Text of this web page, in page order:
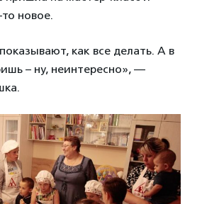
новое.
как все делать. А в
– ну, неинтересно», —